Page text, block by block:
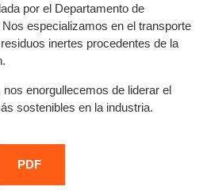
por el Departamento de
especializamos en el transporte
inertes procedentes de la
enorgullecemos de liderar el
sostenibles en la industria.
PDF